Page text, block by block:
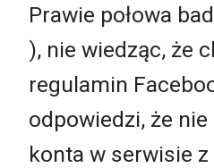
Prawie połowa
), nie wiedząc, że
regulamin
odpowiedzi, że nie
konta w serwisie